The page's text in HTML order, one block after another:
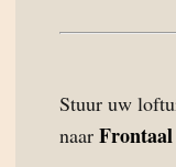
Stuur uw
naar